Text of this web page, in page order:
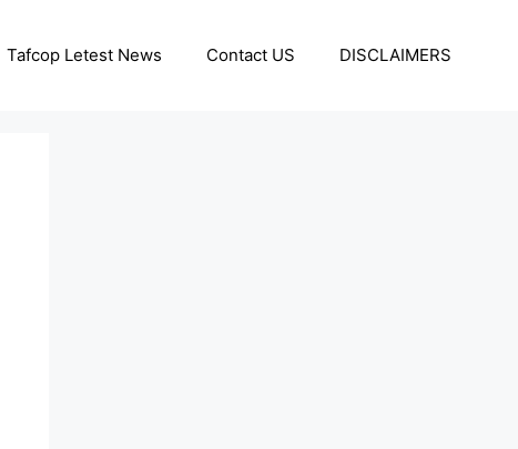
Tafcop Letest News Contact US DISCLAIMERS